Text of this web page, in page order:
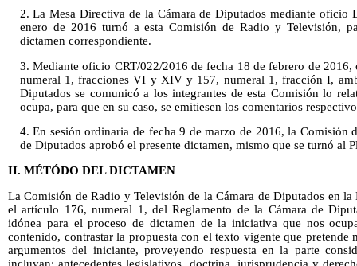
2. La Mesa Directiva de la Cámara de Diputados mediante oficio
enero de 2016 turnó a esta Comisión de Radio y Televisión,
dictamen correspondiente.
3. Mediante oficio CRT/022/2016 de fecha 18 de febrero de
numeral 1, fracciones VI y XIV y 157, numeral 1, fracción I,
Diputados se comunicó a los integrantes de esta Comisión lo
ocupa, para que en su caso, se emitiesen los comentarios
4. En sesión ordinaria de fecha 9 de marzo de 2016, la Comisión
de Diputados aprobó el presente dictamen, mismo que se turnó al
II. MÉTÓDO DEL DICTAMEN
La Comisión de Radio y Televisión de la Cámara de Diputados en
el artículo 176, numeral 1, del Reglamento de la Cámara de
idónea para el proceso de dictamen de la iniciativa que nos
contenido, contrastar la propuesta con el texto vigente que pretende
argumentos del iniciante, proveyendo respuesta en la parte
incluyan: antecedentes legislativos, doctrina, jurisprudencia y